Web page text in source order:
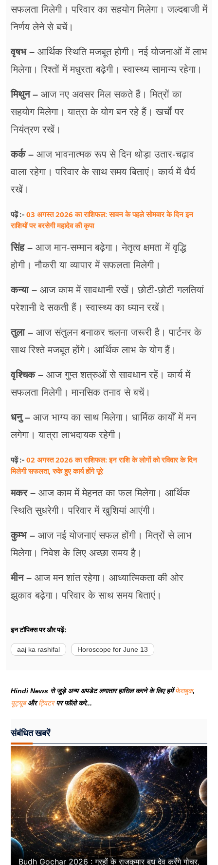
सफलता मिलेगी। परिवार का सहयोग मिलेगा। जल्दबाजी में
निर्णय लेने से बचें।
वृषभ – आर्थिक स्थिति मजबूत होगी। नई योजनाओं में लाभ
मिलेगा। रिश्तों में मधुरता बढ़ेगी। स्वास्थ्य सामान्य रहेगा।
मिथुन – आज नए अवसर मिल सकते हैं। मित्रों का
सहयोग मिलेगा। यात्रा के योग बन रहे हैं। खर्चों पर
नियंत्रण रखें।
कर्क – आज भावनात्मक रूप से दिन थोड़ा उतार-चढ़ाव
वाला रहेगा। परिवार के साथ समय बिताएं। कार्य में धैर्य
रखें।
पढ़ें :- 03 अगस्त 2026 का राशिफल: सावन के पहले सोमवार के दिन इन
राशियों पर बरसेगी महादेव की कृपा
सिंह – आज मान-सम्मान बढ़ेगा। नेतृत्व क्षमता में वृद्धि
होगी। नौकरी या व्यापार में सफलता मिलेगी।
कन्या – आज काम में सावधानी रखें। छोटी-छोटी गलतियां
परेशानी दे सकती हैं। स्वास्थ्य का ध्यान रखें।
तुला – आज संतुलन बनाकर चलना जरूरी है। पार्टनर के
साथ रिश्ते मजबूत होंगे। आर्थिक लाभ के योग हैं।
वृश्चिक – आज गुप्त शत्रुओं से सावधान रहें। कार्य में
सफलता मिलेगी। मानसिक तनाव से बचें।
धनु – आज भाग्य का साथ मिलेगा। धार्मिक कार्यों में मन
लगेगा। यात्रा लाभदायक रहेगी।
पढ़ें :- 02 अगस्त 2026 का राशिफल: इन राशि के लोगों को रविवार के दिन
मिलेगी सफलता, रुके हुए कार्य होंगे पूरे
मकर – आज काम में मेहनत का फल मिलेगा। आर्थिक
स्थिति सुधरेगी। परिवार में खुशियां आएंगी।
कुम्भ – आज नई योजनाएं सफल होंगी। मित्रों से लाभ
मिलेगा। निवेश के लिए अच्छा समय है।
मीन – आज मन शांत रहेगा। आध्यात्मिकता की ओर
झुकाव बढ़ेगा। परिवार के साथ समय बिताएं।
इन टॉपिक्स पर और पढ़ें:
aaj ka rashifal Horoscope for June 13
Hindi News से जुड़े अन्य अपडेट लगातार हासिल करने के लिए हमेंफेसबुक,
यूट्यूबऔरट्विटरपर फॉलो करे...
संबंधित खबरें
Budh Gochar 2026 : ग्रहों के राजकुमार बुध देव करेंगे गोचर,